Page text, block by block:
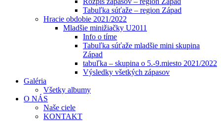
Tabuľka súťaže – region Západ
Hracie obdobie 2021/2022
Mladšie minižiačky U2011
Info o tíme
Tabuľka súťaže mladšie mini skupina
Západ
tabuľka – skupina o 5.-9.miesto 2021/2022
Výsledky všetkých zápasov
Galéria
Všetky albumy
O NÁS
Naše ciele
KONTAKT